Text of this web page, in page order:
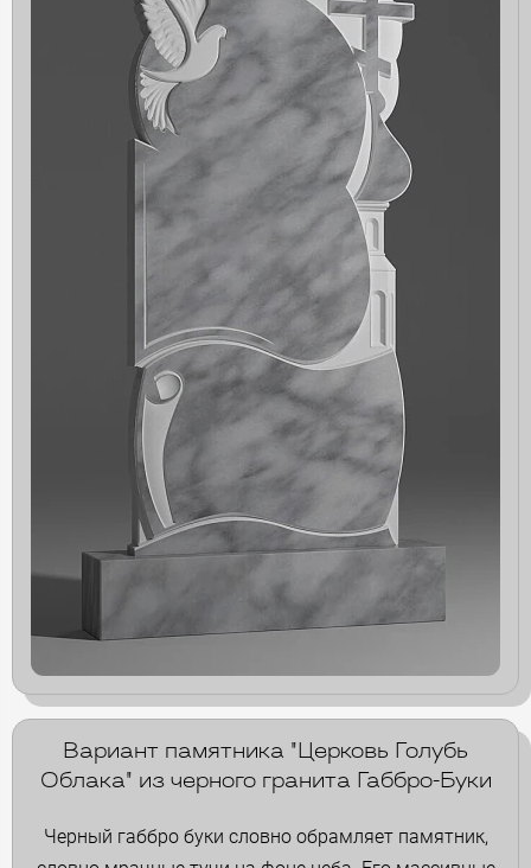
Вариант памятника "Церковь Голубь
Облака" из черного гранита Габбро-Буки
Черный габбро буки словно обрамляет памятник,